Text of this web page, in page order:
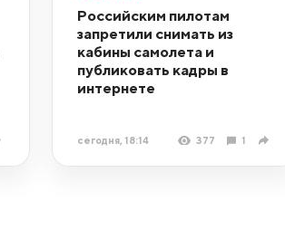
Российским пилотам
запретили снимать из
кабины самолета и
публиковать кадры в
интернете
сегодня, 18:14 377 1